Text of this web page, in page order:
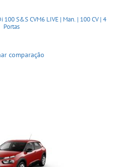
100 S&S CVM6 LIVE | Man. | 100 CV | 4
Portas
comparação